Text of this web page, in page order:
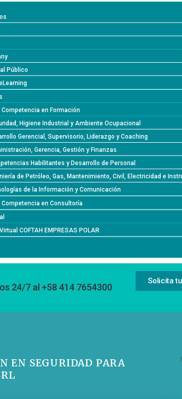
Público
Competencia en Formación
Higiene Industrial y Ambiente Ocupacional
Gerencial, Supervisorio, Liderazgo y Coaching
Gerencia, Gestión y Finanzas
Habilitantes y Desarrollo de Personal
de Petróleo, Gas, Mantenimiento, Civil, Electricidad e
de la Información y Comunicación
Competencia en Consultoría
COFTAH EMPRESAS POLAR
24/7 al +58 414 7654300
Solicita
EN SEGURIDAD PARA